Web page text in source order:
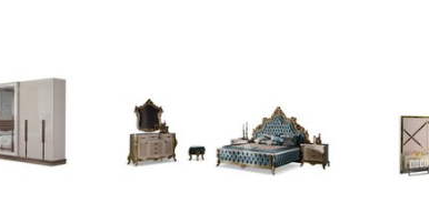
34,99 €*